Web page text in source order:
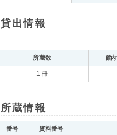
貸出情報
所蔵数 館内
1 冊
所蔵情報
番号 資料番号